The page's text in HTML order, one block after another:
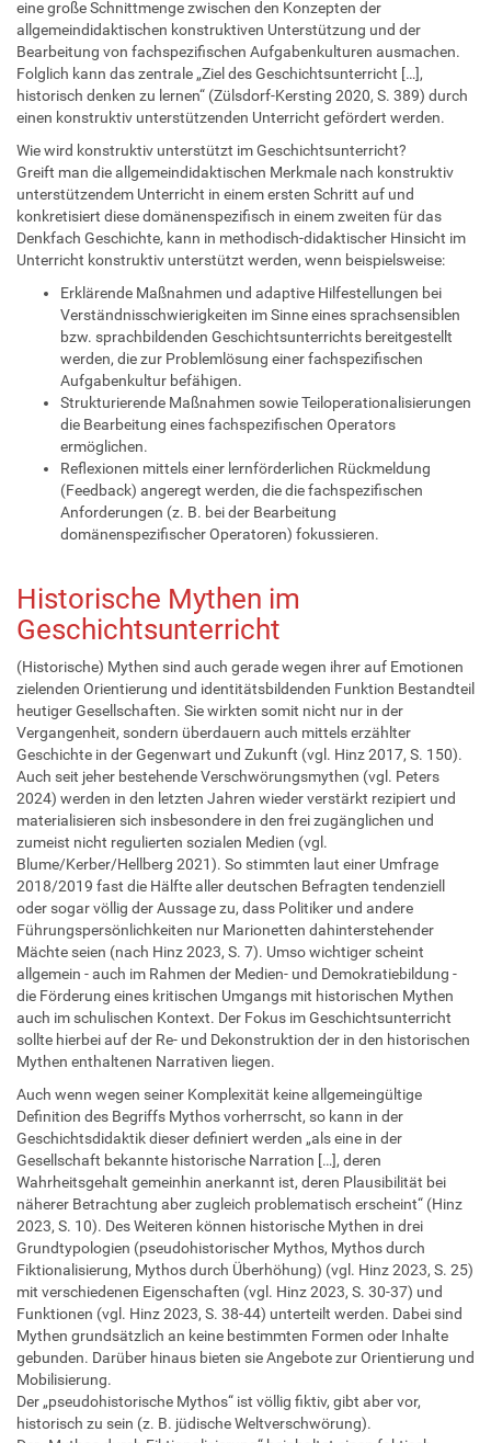
eine große Schnittmenge zwischen den Konzepten der
allgemeindidaktischen konstruktiven Unterstützung und der
Bearbeitung von fachspezifischen Aufgabenkulturen ausmachen.
Folglich kann das zentrale „Ziel des Geschichtsunterricht […],
historisch denken zu lernen“ (Zülsdorf-Kersting 2020, S. 389) durch
einen konstruktiv unterstützenden Unterricht gefördert werden.
Wie wird konstruktiv unterstützt im Geschichtsunterricht?
Greift man die allgemeindidaktischen Merkmale nach konstruktiv
unterstützendem Unterricht in einem ersten Schritt auf und
konkretisiert diese domänenspezifisch in einem zweiten für das
Denkfach Geschichte, kann in methodisch-didaktischer Hinsicht im
Unterricht konstruktiv unterstützt werden, wenn beispielsweise:
Erklärende Maßnahmen und adaptive Hilfestellungen bei
Verständnisschwierigkeiten im Sinne eines sprachsensiblen
bzw. sprachbildenden Geschichtsunterrichts bereitgestellt
werden, die zur Problemlösung einer fachspezifischen
Aufgabenkultur befähigen.
Strukturierende Maßnahmen sowie Teiloperationalisierungen
die Bearbeitung eines fachspezifischen Operators
ermöglichen.
Reflexionen mittels einer lernförderlichen Rückmeldung
(Feedback) angeregt werden, die die fachspezifischen
Anforderungen (z. B. bei der Bearbeitung
domänenspezifischer Operatoren) fokussieren.
Historische Mythen im
Geschichtsunterricht
(Historische) Mythen sind auch gerade wegen ihrer auf Emotionen
zielenden Orientierung und identitätsbildenden Funktion Bestandteil
heutiger Gesellschaften. Sie wirkten somit nicht nur in der
Vergangenheit, sondern überdauern auch mittels erzählter
Geschichte in der Gegenwart und Zukunft (vgl. Hinz 2017, S. 150).
Auch seit jeher bestehende Verschwörungsmythen (vgl. Peters
2024) werden in den letzten Jahren wieder verstärkt rezipiert und
materialisieren sich insbesondere in den frei zugänglichen und
zumeist nicht regulierten sozialen Medien (vgl.
Blume/Kerber/Hellberg 2021). So stimmten laut einer Umfrage
2018/2019 fast die Hälfte aller deutschen Befragten tendenziell
oder sogar völlig der Aussage zu, dass Politiker und andere
Führungspersönlichkeiten nur Marionetten dahinterstehender
Mächte seien (nach Hinz 2023, S. 7). Umso wichtiger scheint
allgemein - auch im Rahmen der Medien- und Demokratiebildung -
die Förderung eines kritischen Umgangs mit historischen Mythen
auch im schulischen Kontext. Der Fokus im Geschichtsunterricht
sollte hierbei auf der Re- und Dekonstruktion der in den historischen
Mythen enthaltenen Narrativen liegen.
Auch wenn wegen seiner Komplexität keine allgemeingültige
Definition des Begriffs Mythos vorherrscht, so kann in der
Geschichtsdidaktik dieser definiert werden „als eine in der
Gesellschaft bekannte historische Narration […], deren
Wahrheitsgehalt gemeinhin anerkannt ist, deren Plausibilität bei
näherer Betrachtung aber zugleich problematisch erscheint“ (Hinz
2023, S. 10). Des Weiteren können historische Mythen in drei
Grundtypologien (pseudohistorischer Mythos, Mythos durch
Fiktionalisierung, Mythos durch Überhöhung) (vgl. Hinz 2023, S. 25)
mit verschiedenen Eigenschaften (vgl. Hinz 2023, S. 30-37) und
Funktionen (vgl. Hinz 2023, S. 38-44) unterteilt werden. Dabei sind
Mythen grundsätzlich an keine bestimmten Formen oder Inhalte
gebunden. Darüber hinaus bieten sie Angebote zur Orientierung und
Mobilisierung.
Der „pseudohistorische Mythos“ ist völlig fiktiv, gibt aber vor,
historisch zu sein (z. B. jüdische Weltverschwörung).